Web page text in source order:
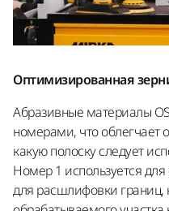
Оптимизированная
Абразивные материалы
номерами, что облегчает
какую полоску следует
Номер 1 используется
для расшлифовки границ,